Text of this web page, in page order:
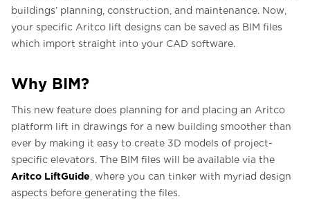
buildings’ planning, construction, and maintenance. Now,
your specific Aritco lift designs can be saved as BIM files
which import straight into your CAD software.
Why BIM?
This new feature does planning for and placing an Aritco
platform lift in drawings for a new building smoother than
ever by making it easy to create 3D models of project-
specific elevators. The BIM files will be available via the
Aritco LiftGuide , where you can tinker with myriad design
aspects before generating the files.